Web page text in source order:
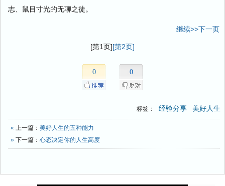
志、鼠目寸光的无聊之徒。
继续>>下一页
[第1页][第2页]
0 0
标签： 经验分享 美好人生
« 上一篇： 美好人生的五种能力
» 下一篇： 心态决定你的人生高度